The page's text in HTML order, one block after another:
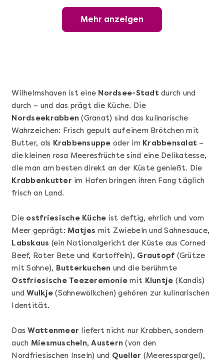
Wunderschöner Weinabend
Mehr anzeigen
Sushi Basic Kurs Bonn
Mehr anzeigen
Geschenkbox 100€
Mehr anzeigen
Wilhelmshaven ist eine Nordsee-Stadt durch und
durch – und das prägt die Küche. Die
Nordseekrabben (Granat) sind das kulinarische
Wahrzeichen: Frisch gepult auf einem Brötchen mit
Butter, als Krabbensuppe oder im Krabbensalat –
die kleinen rosa Meeresfrüchte sind eine Delikatesse,
die man am besten direkt an der Küste genießt. Die
Krabbenkutter im Hafen bringen ihren Fang täglich
frisch an Land.
Die ostfriesische Küche ist deftig, ehrlich und vom
Meer geprägt:Matjes mit Zwiebeln und Sahnesauce,
Labskaus (ein Nationalgericht der Küste aus Corned
Beef, Roter Bete und Kartoffeln), Grautopf (Grütze
mit Sahne), Butterkuchen und die berühmte
Ostfriesische Teezeremonie mit Kluntje (Kandis)
undWulkje (Sahnewölkchen) gehören zur kulinarischen
Identität.
DasWattenmeer liefert nicht nur Krabben, sondern
auch Miesmuscheln,Austern (von den
Nordfriesischen Inseln) und Queller (Meeresspargel),